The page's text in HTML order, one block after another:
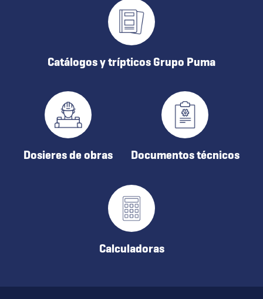
Catálogos y trípticos Grupo Puma
Dosieres de obras Documentos técnicos
Calculadoras